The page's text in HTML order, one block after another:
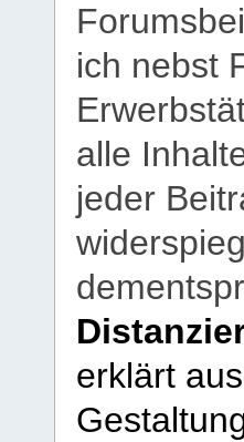
ich nebst
alle
jeder
erklärt